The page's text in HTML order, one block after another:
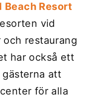
Resort
vid
restaurang
har också ett
att
för alla